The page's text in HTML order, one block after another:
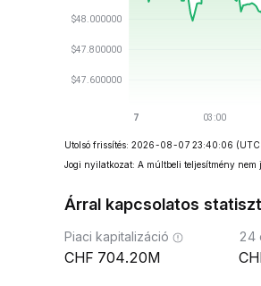
Utolsó frissítés: 2026-08-07 23:40:06
Jogi nyilatkozat: A múltbeli teljesítmény nem
Árral kapcsolatos
Piaci kapitalizáció
704.20M
24